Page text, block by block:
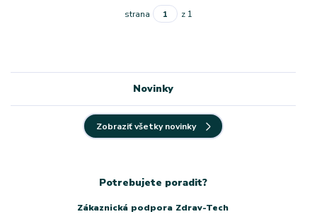
strana z 1
Novinky
Zobraziť všetky novinky
Potrebujete poradit?
Zákaznická podpora Zdrav-Tech